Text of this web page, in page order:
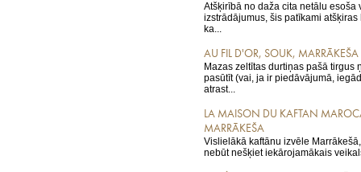
Atšķirībā no daža cita netālu esoša
izstrādājumus, šis patīkami atšķiras
ka...
AU FIL D'OR, SOUK, MARRĀKEŠA
Mazas zeltītas durtiņas pašā tirgus
pasūtīt (vai, ja ir piedāvājumā,
atrast...
LA MAISON DU KAFTAN
MARRĀKEŠA
Vislielākā kaftānu izvēle
nebūt nešķiet iekārojamākais